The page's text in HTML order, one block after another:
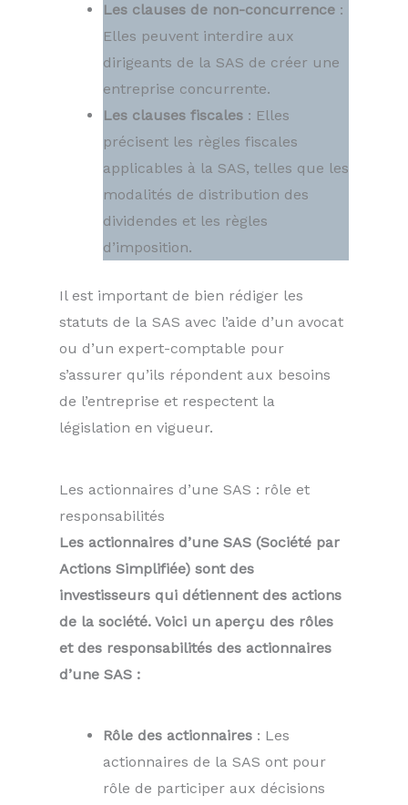
Les clauses de non-concurrence :
Elles peuvent interdire aux
dirigeants de la SAS de créer une
entreprise concurrente.
Les clauses fiscales : Elles
précisent les règles fiscales
applicables à la SAS, telles que les
modalités de distribution des
dividendes et les règles
d’imposition.
Il est important de bien rédiger les
statuts de la SAS avec l’aide d’un avocat
ou d’un expert-comptable pour
s’assurer qu’ils répondent aux besoins
de l’entreprise et respectent la
législation en vigueur.
Les actionnaires d’une SAS : rôle et
responsabilités
Les actionnaires d’une SAS (Société par
Actions Simplifiée) sont des
investisseurs qui détiennent des actions
de la société. Voici un aperçu des rôles
et des responsabilités des actionnaires
d’une SAS :
Rôle des actionnaires : Les
actionnaires de la SAS ont pour
rôle de participer aux décisions